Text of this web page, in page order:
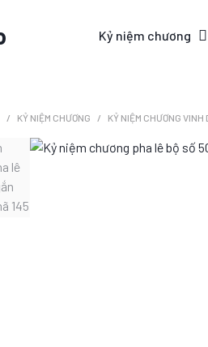
Kỷ niệm chương
KỶ NIỆM CHƯƠNG KỶ NIỆM CHƯƠNG VINH